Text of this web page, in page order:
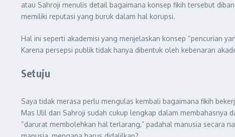
atau Sahroji menulis detail bagaimana konsep fikih tersebut
memiliki reputasi yang buruk dalam hal korupsi.
Hal ini seperti akademisi yang menjelaskan konsep “pencurian
Karena persepsi publik tidak hanya dibentuk oleh kebenaran
Setuju
Saya tidak merasa perlu mengulas kembali bagaimana fikih
Mas Ulil dan Sahroji sudah cukup lengkap dalam
“darurat membolehkan hal terlarang,” padahal manusia secara